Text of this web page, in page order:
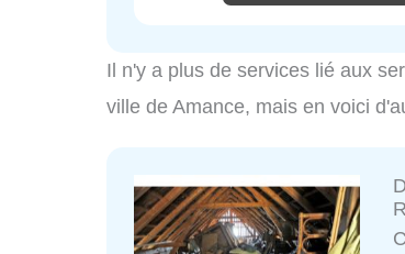
Il n'y a plus de services lié aux
ville de Amance, mais en voici